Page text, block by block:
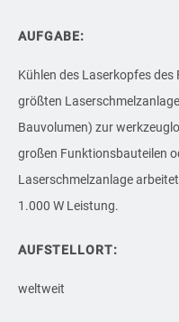
AUFGABE:
Kühlen des Laserkopfes des
größten
Bauvolumen) zur
großen Funktionsbauteilen
Laserschmelzanlage
1.000 W Leistung.
AUFSTELLORT:
weltweit